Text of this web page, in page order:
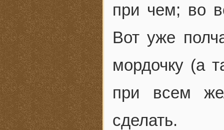
при чем; во
Вот уже
мордочку (а
при всем
сделать.